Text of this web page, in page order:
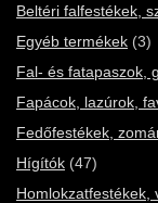
Beltéri falfestékek,
Egyéb termékek (3)
Fal- és fatapaszok,
Fapácok, lazúrok,
Fedőfestékek,
Hígítók (47)
Homlokzatfestékek,